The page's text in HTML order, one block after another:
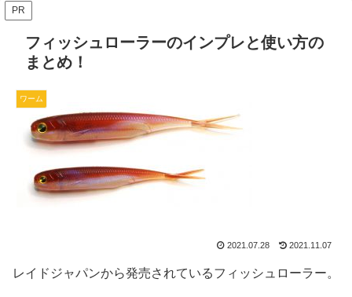
PR
フィッシュローラーのインプレと使い方の
まとめ！
ワーム
2021.07.28 2021.11.07
レイドジャパンから発売されているフィッシュローラー。